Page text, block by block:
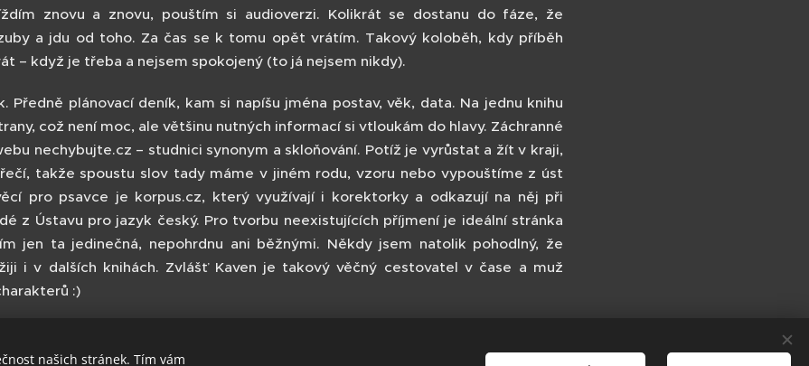
znovu a znovu, pouštím si audioverzi. Kolikrát se dostanu do fáze, že
a jdu od toho. Za čas se k tomu opět vrátím. Takový koloběh, kdy příběh
– když je třeba a nejsem spokojený (to já nejsem nikdy).
Předně plánovací deník, kam si napíšu jména postav, věk, data. Na jednu knihu
což není moc, ale většinu nutných informací si vtloukám do hlavy. Záchranné
nechybujte.cz – studnici synonym a skloňování. Potíž je vyrůstat a žít v kraji,
takže spoustu slov tady máme v jiném rodu, vzoru nebo vypouštíme z úst
pro psavce je korpus.cz, který využívají i korektorky a odkazují na něj při
z Ústavu pro jazyk český. Pro tvorbu neexistujících příjmení je ideální stránka
jen ta jedinečná, nepohrdnu ani běžnými. Někdy jsem natolik pohodlný, že
i v dalších knihách. Zvlášť Kaven je takový věčný cestovatel v čase a muž
:)
našich stránek. Tím vám